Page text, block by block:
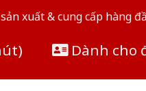
xuất & cung cấp hàng
Dành cho